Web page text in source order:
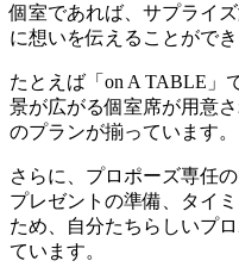
個室であれば、サプライ
に想いを伝えることができ
たとえば「on A TABLE」
景が広がる個室席が用意
のプランが揃っています。
さらに、プロポーズ専任
プレゼントの準備、タイ
ため、自分たちらしいプ
ています。